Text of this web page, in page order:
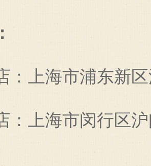
上海市浦东新
上海市闵行区